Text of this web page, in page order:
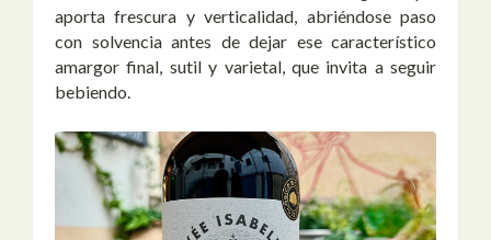
aporta frescura y verticalidad, abriéndose paso
con solvencia antes de dejar ese característico
amargor final, sutil y varietal, que invita a seguir
bebiendo.